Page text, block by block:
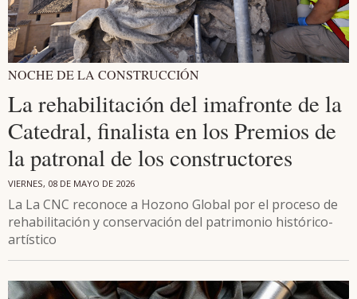
NOCHE DE LA CONSTRUCCIÓN
La rehabilitación del imafronte de la
Catedral, finalista en los Premios de
la patronal de los constructores
VIERNES, 08 DE MAYO DE 2026
La La CNC reconoce a Hozono Global por el proceso de
rehabilitación y conservación del patrimonio histórico-
artístico